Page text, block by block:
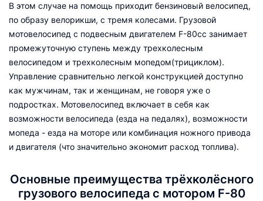
В этом случае на помощь приходит бензиновый велосипед,
по образу велорикши, с тремя колесами. Грузовой
мотовелосипед с подвесным двигателем F-80сс занимает
промежуточную ступень между трехколесным
велосипедом и трехколесным мопедом(трициклом).
Управление сравнительно легкой конструкцией доступно
как мужчинам, так и женщинам, не говоря уже о
подростках. Мотовелосипед включает в себя как
возможности велосипеда (езда на педалях), возможности
мопеда - езда на моторе или комбинация ножного привода
и двигателя (что значительно экономит расход топлива).
Основные преимущества трёхколёсного
грузового велосипеда с мотором F-80